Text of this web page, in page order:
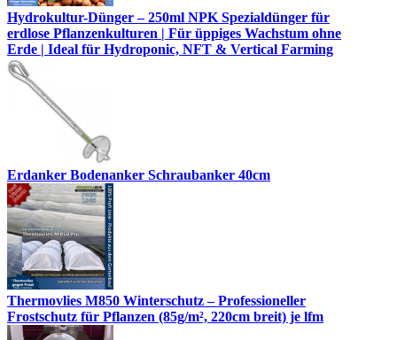
Hydrokultur-Dünger – 250ml NPK Spezialdünger für
erdlose Pflanzenkulturen | Für üppiges Wachstum ohne
Erde | Ideal für Hydroponic, NFT & Vertical Farming
Erdanker Bodenanker Schraubanker 40cm
Thermovlies M850 Winterschutz – Professioneller
Frostschutz für Pflanzen (85g/m², 220cm breit) je lfm